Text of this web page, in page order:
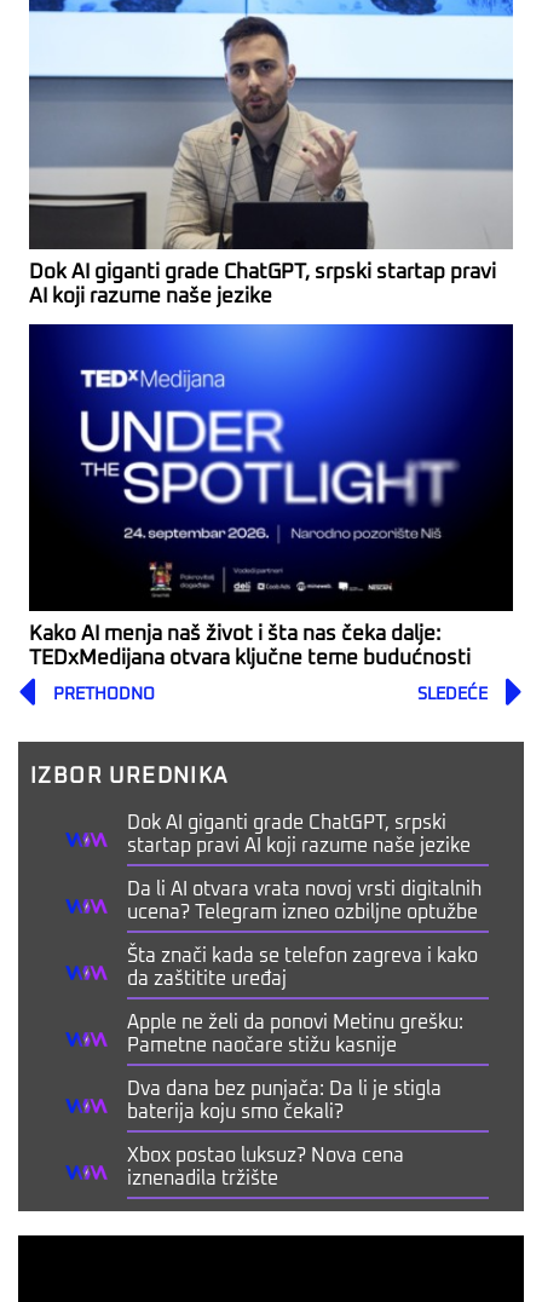
Dok AI giganti grade ChatGPT, srpski startap pravi
AI koji razume naše jezike
Kako AI menja naš život i šta nas čeka dalje:
TEDxMedijana otvara ključne teme budućnosti
Prev
PRETHODNO SLEDEĆE
IZBOR UREDNIKA
Dok AI giganti grade ChatGPT, srpski
startap pravi AI koji razume naše jezike
Da li AI otvara vrata novoj vrsti digitalnih
ucena? Telegram izneo ozbiljne optužbe
Šta znači kada se telefon zagreva i kako
da zaštitite uređaj
Apple ne želi da ponovi Metinu grešku:
Pametne naočare stižu kasnije
Dva dana bez punjača: Da li je stigla
baterija koju smo čekali?
Xbox postao luksuz? Nova cena
iznenadila tržište